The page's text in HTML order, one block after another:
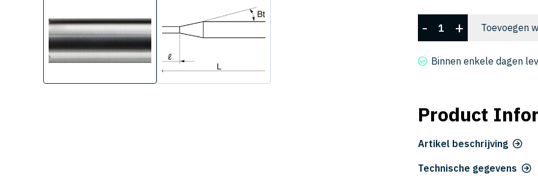
2006-
0090
- + Toevoegen
Binnen enkele dagen
Product
Artikel beschrijving
Technische gegevens